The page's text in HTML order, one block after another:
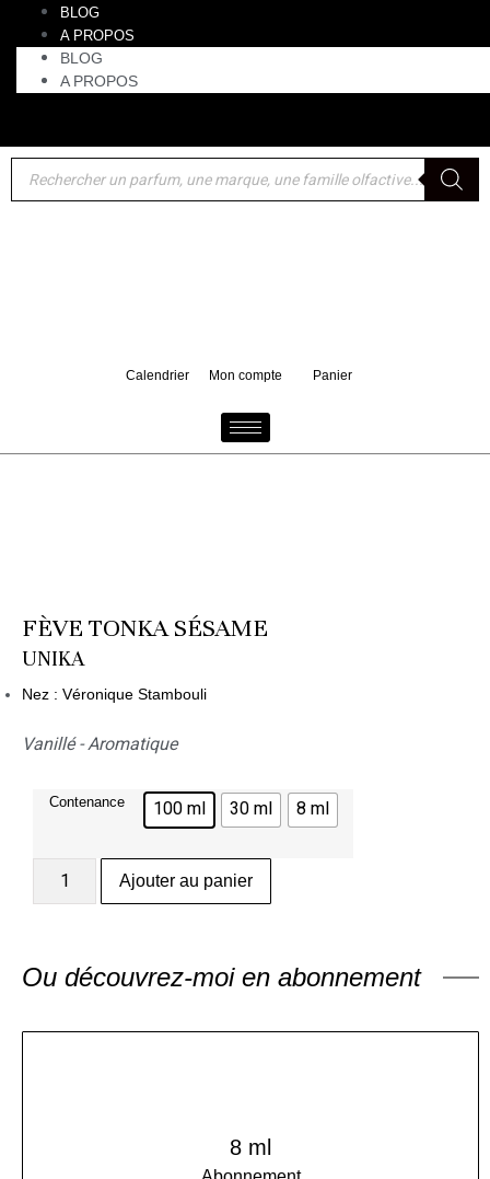
BLOG
A PROPOS
BLOG
A PROPOS
Calendrier Mon compte Panier
FÈVE TONKA SÉSAME
UNIKA
Nez : Véronique Stambouli
Vanillé - Aromatique
Contenance 100 ml 30 ml 8 ml
Ajouter au panier
Ou découvrez-moi en abonnement
8 ml